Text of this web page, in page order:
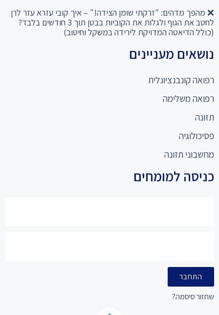
❌ מהפך מדהים: "זרקתי שומן הצידה!" – איך קובי עזרא עזר לרן
לחטב את הגוף ולגלות את הקוביות בבטן תוך 3 חודשים בלבד?
(כולל הדיאטה המדויקת לירידה במשקל וחיטוב)
נושאים מעניינים
רפואה קונבנציונלית
רפואה משלימה
תזונה
פסיכולוגיה
מחשבוני תזונה
כניסה למומחים
התחבר
שחזור סיסמה?